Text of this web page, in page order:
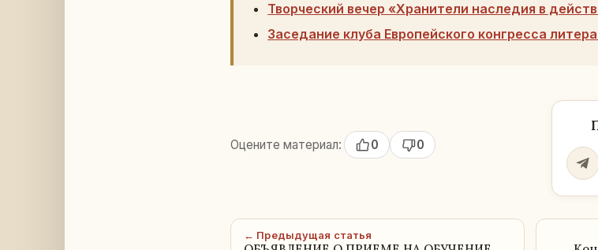
Творческий вечер «Хранители наследия в
Заседание клуба Европейского конгресса
Оцените материал: 0 0
← Предыдущая статья